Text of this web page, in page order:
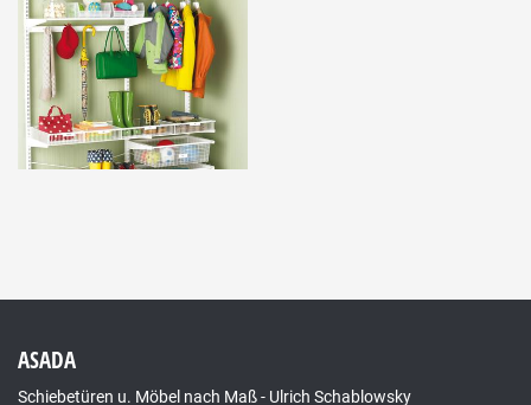
ASADA
Schiebetüren u. Möbel nach Maß - Ulrich Schablowsky